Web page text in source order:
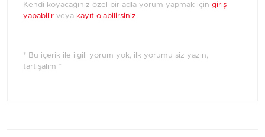
Kendi koyacağınız özel bir adla yorum yapmak için giriş
yapabilir veya kayıt olabilirsiniz.
* Bu içerik ile ilgili yorum yok, ilk yorumu siz yazın,
tartışalım *